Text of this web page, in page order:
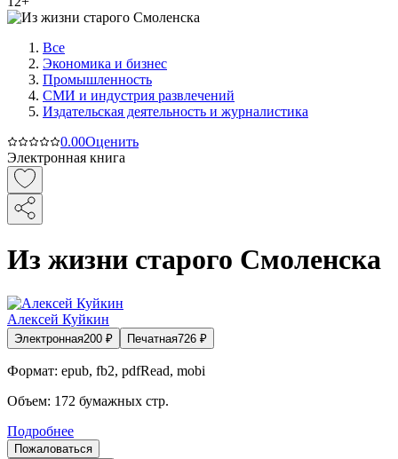
Все
Экономика и бизнес
Промышленность
СМИ и индустрия развлечений
Издательская деятельность и журналистика
0.00Оценить
Электронная книга
Из жизни старого Смоленска
Алексей Куйкин
Электронная200 ₽ Печатная726 ₽
Формат: epub, fb2, pdfRead, mobi
Объем: 172 бумажных стр.
Подробнее
Пожаловаться